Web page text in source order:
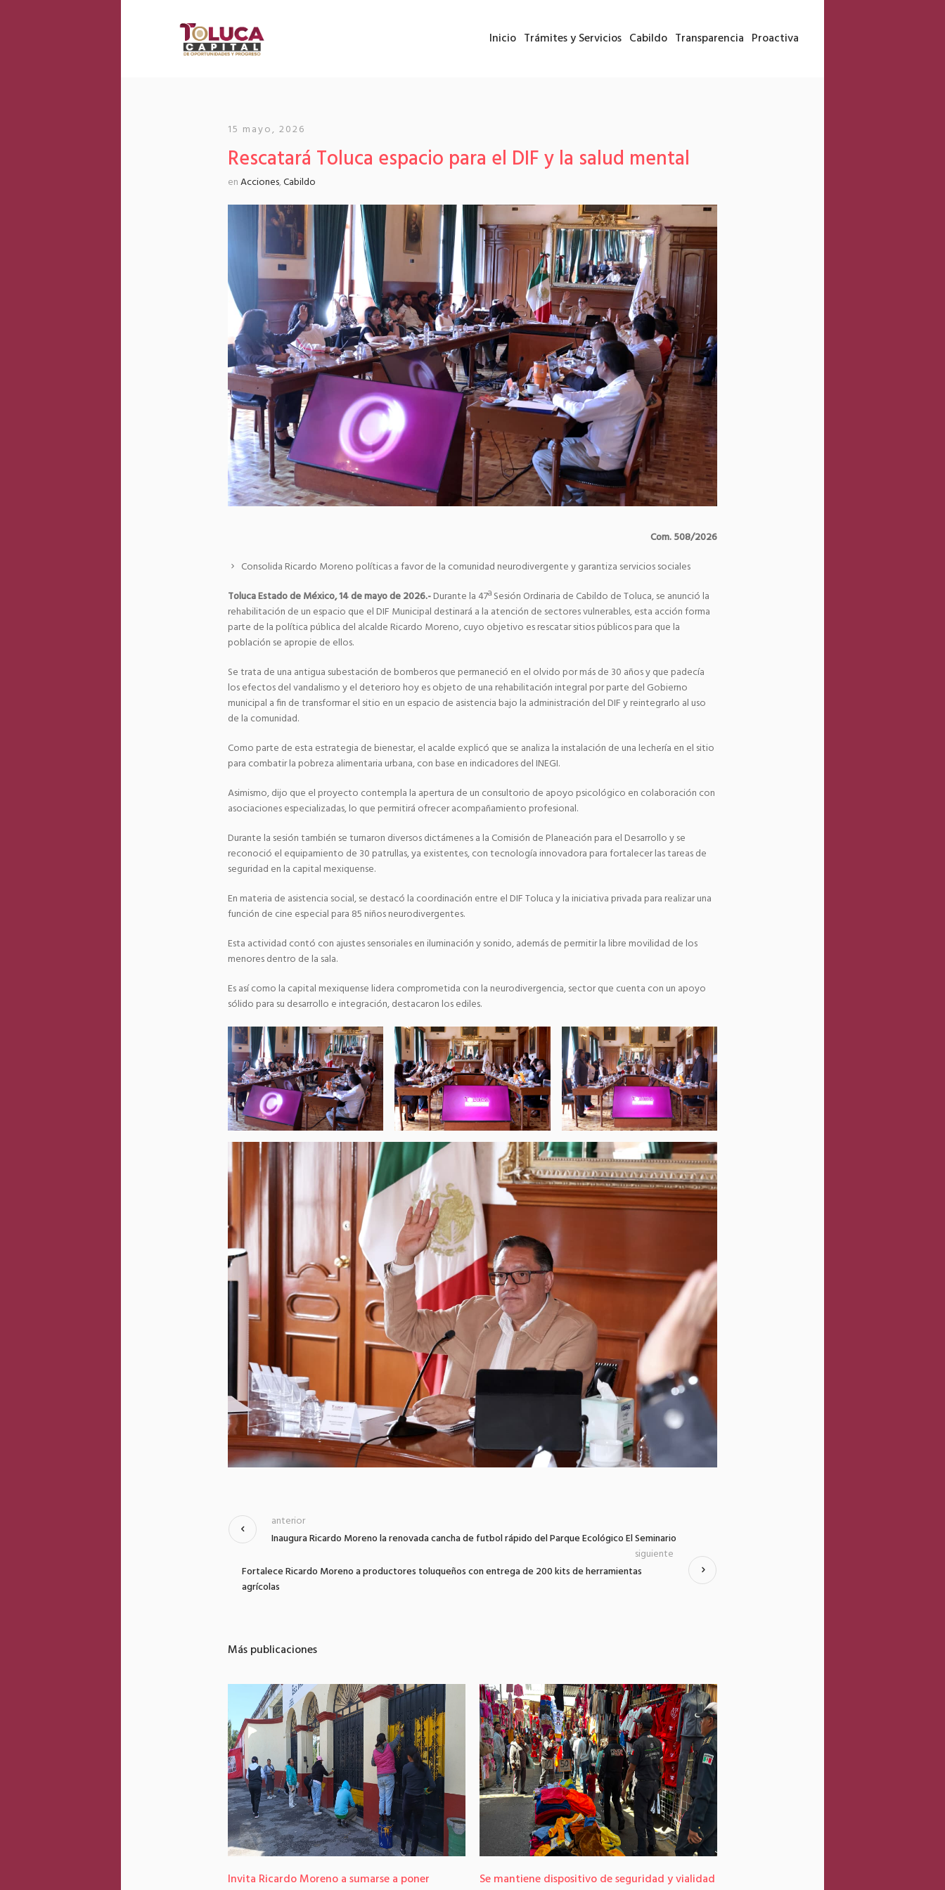
Inicio Trámites y Servicios Cabildo Transparencia Proactiva
15 mayo, 2026
Rescatará Toluca espacio para el DIF y la salud mental
enAcciones,Cabildo
Com. 508/2026
Consolida Ricardo Moreno políticas a favor de la comunidad neurodivergente y garantiza servicios sociales
Toluca Estado de México, 14 de mayo de 2026.-Durante la 47ª Sesión Ordinaria de Cabildo de Toluca, se anunció la
rehabilitación de un espacio que el DIF Municipal destinará a la atención de sectores vulnerables, esta acción forma
parte de la política pública del alcalde Ricardo Moreno, cuyo objetivo es rescatar sitios públicos para que la
población se apropie de ellos.
Se trata de una antigua subestación de bomberos que permaneció en el olvido por más de 30 años y que padecía
los efectos del vandalismo y el deterioro hoy es objeto de una rehabilitación integral por parte del Gobierno
municipal a fin de transformar el sitio en un espacio de asistencia bajo la administración del DIF y reintegrarlo al uso
de la comunidad.
Como parte de esta estrategia de bienestar, el acalde explicó que se analiza la instalación de una lechería en el sitio
para combatir la pobreza alimentaria urbana, con base en indicadores del INEGI.
Asimismo, dijo que el proyecto contempla la apertura de un consultorio de apoyo psicológico en colaboración con
asociaciones especializadas, lo que permitirá ofrecer acompañamiento profesional.
Durante la sesión también se turnaron diversos dictámenes a la Comisión de Planeación para el Desarrollo y se
reconoció el equipamiento de 30 patrullas, ya existentes, con tecnología innovadora para fortalecer las tareas de
seguridad en la capital mexiquense.
En materia de asistencia social, se destacó la coordinación entre el DIF Toluca y la iniciativa privada para realizar una
función de cine especial para 85 niños neurodivergentes.
Esta actividad contó con ajustes sensoriales en iluminación y sonido, además de permitir la libre movilidad de los
menores dentro de la sala.
Es así como la capital mexiquense lidera comprometida con la neurodivergencia, sector que cuenta con un apoyo
sólido para su desarrollo e integración, destacaron los ediles.
Inaugura Ricardo Moreno la renovada cancha de futbol rápido del Parque Ecológico El Seminario
anterior
Fortalece Ricardo Moreno a productores toluqueños con entrega de 200 kits de herramientas
agrícolas
siguiente
Más publicaciones
Invita Ricardo Moreno a sumarse a poner
Se mantiene dispositivo de seguridad y vialidad